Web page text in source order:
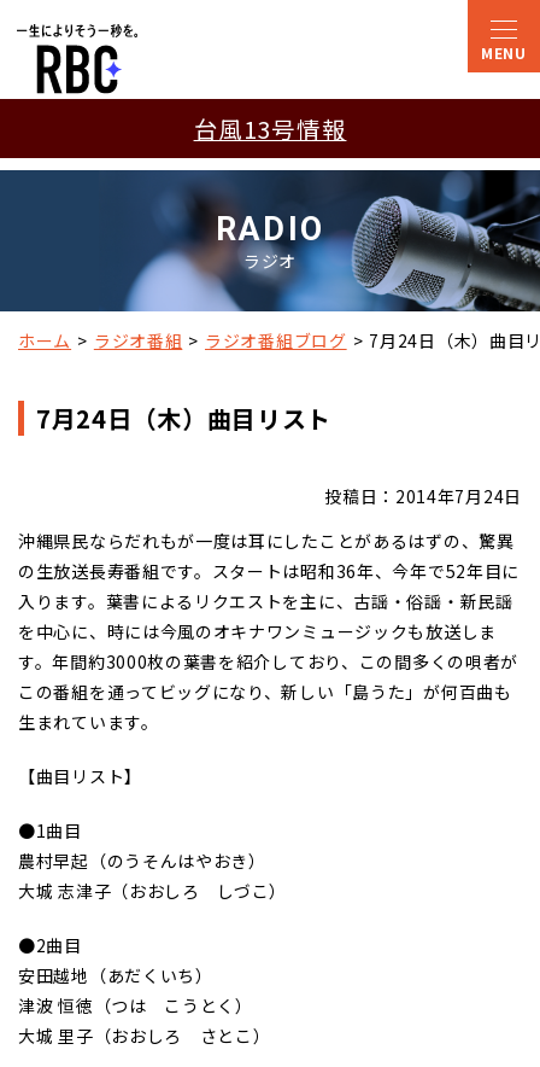
台風13号情報
RADIO
ラジオ
ホーム ラジオ番組 ラジオ番組ブログ 7月24日（木）曲目
7月24日（木）曲目リスト
投稿日：2014年7月24日
沖縄県民ならだれもが一度は耳にしたことがあるはずの、驚異
の生放送長寿番組です。スタートは昭和36年、今年で52年目に
入ります。葉書によるリクエストを主に、古謡・俗謡・新民謡
を中心に、時には今風のオキナワンミュージックも放送しま
す。年間約3000枚の葉書を紹介しており、この間多くの唄者が
この番組を通ってビッグになり、新しい「島うた」が何百曲も
生まれています。
【曲目リスト】
●1曲目
農村早起（のうそんはやおき）
大城 志津子（おおしろ しづこ）
●2曲目
安田越地（あだくいち）
津波 恒徳（つは こうとく）
大城 里子（おおしろ さとこ）